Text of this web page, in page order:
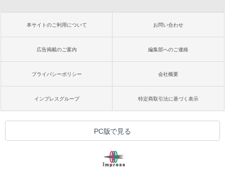
本サイトのご利用について お問い合わせ
広告掲載のご案内 編集部へのご連絡
プライバシーポリシー 会社概要
インプレスグループ 特定商取引法に基づく表示
PC版で見る